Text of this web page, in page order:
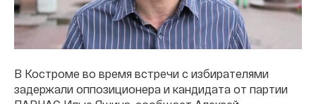
В Костроме во время встречи с избирателями
задержали оппозиционера и кандидата от партии